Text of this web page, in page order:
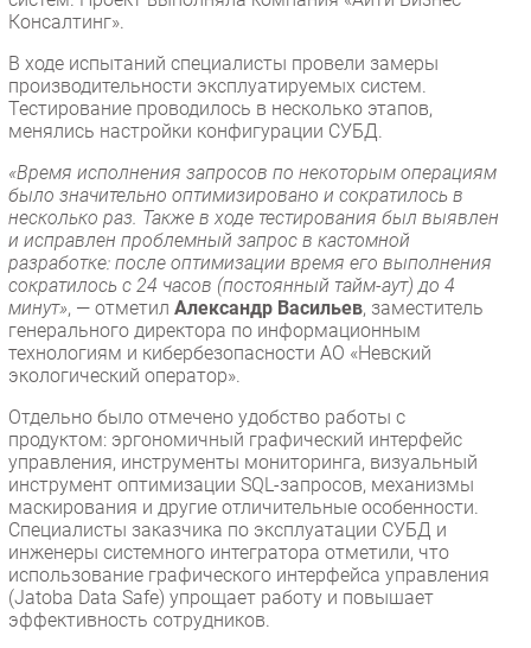
Консалтинг».
В ходе испытаний специалисты провели замеры
производительности эксплуатируемых систем.
Тестирование проводилось в несколько этапов,
менялись настройки конфигурации СУБД.
«Время исполнения запросов по некоторым операциям
было значительно оптимизировано и сократилось в
несколько раз. Также в ходе тестирования был выявлен
и исправлен проблемный запрос в кастомной
разработке: после оптимизации время его выполнения
сократилось с 24 часов (постоянный тайм-аут) до 4
минут», — отметил Александр Васильев, заместитель
генерального директора по информационным
технологиям и кибербезопасности АО «Невский
экологический оператор».
Отдельно было отмечено удобство работы с
продуктом: эргономичный графический интерфейс
управления, инструменты мониторинга, визуальный
инструмент оптимизации SQL-запросов, механизмы
маскирования и другие отличительные особенности.
Специалисты заказчика по эксплуатации СУБД и
инженеры системного интегратора отметили, что
использование графического интерфейса управления
(Jatoba Data Safe) упрощает работу и повышает
эффективность сотрудников.